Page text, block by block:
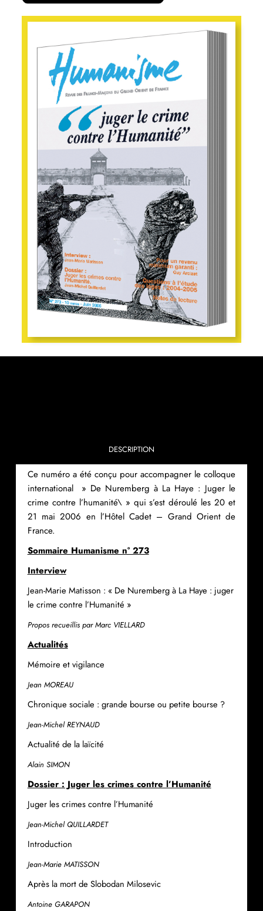
DESCRIPTION
Ce numéro a été conçu pour accompagner le colloque
international » De Nuremberg à La Haye : Juger le
crime contre l’humanité\ » qui s’est déroulé les 20 et
21 mai 2006 en l’Hôtel Cadet – Grand Orient de
France.
Sommaire Humanisme n° 273
Interview
Jean-Marie Matisson : « De Nuremberg à La Haye : juger
le crime contre l’Humanité »
Propos recueillis par Marc VIELLARD
Actualités
Mémoire et vigilance
Jean MOREAU
Chronique sociale : grande bourse ou petite bourse ?
Jean-Michel REYNAUD
Actualité de la laïcité
Alain SIMON
Dossier : Juger les crimes contre l’Humanité
Juger les crimes contre l’Humanité
Jean-Michel QUILLARDET
Introduction
Jean-Marie MATISSON
Après la mort de Slobodan Milosevic
Antoine GARAPON